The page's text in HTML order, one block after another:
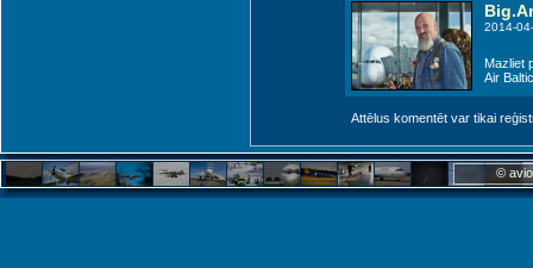
2014-
Mazliet
Air
Attēlus komentēt var tikai
©